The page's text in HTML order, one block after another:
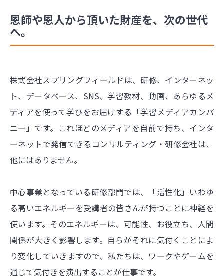
恩師や恩人から頂いた財産を、次の世代
へ。
株式会社スプリングフィールドは、研修、インターネッ
ト、データベース、SNS、学習教材、動画、あらゆるメ
ディアを使って学びをお届けする「学習メディアカンパ
ニー」です。これほどのメディアを自前で持ち、インタ
ーネットで発信できるコンサルティング・研修会社は、
他にはありません。
中心事業となっている研修部門では、「活性化」いわゆ
る高いエネルギーを受講者の皆さんが持つことに神経を
使います。そのエネルギーは、可能性、お役立ち、人間
関係が大きく影響します。自らがそれに気付くことによ
り変化していきますので、私たちは、ワークやゲームを
通じて気付きを演出することが仕事です。